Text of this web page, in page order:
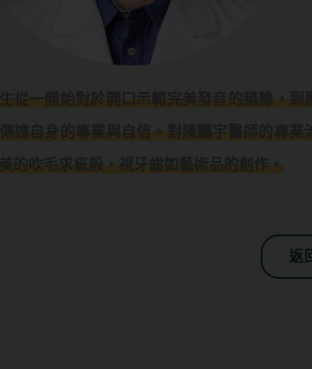
從一開始對於開口示範完美發音的猶豫，
達自身的專業與自信。對陳鵬宇醫師的專
的吹毛求疵般，視牙齒如藝術品的創作。
返